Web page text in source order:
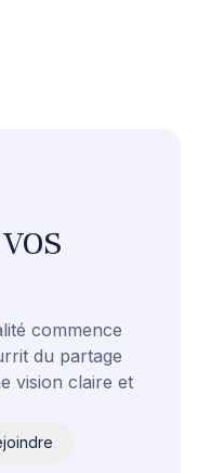
commence
du partage
vision claire et